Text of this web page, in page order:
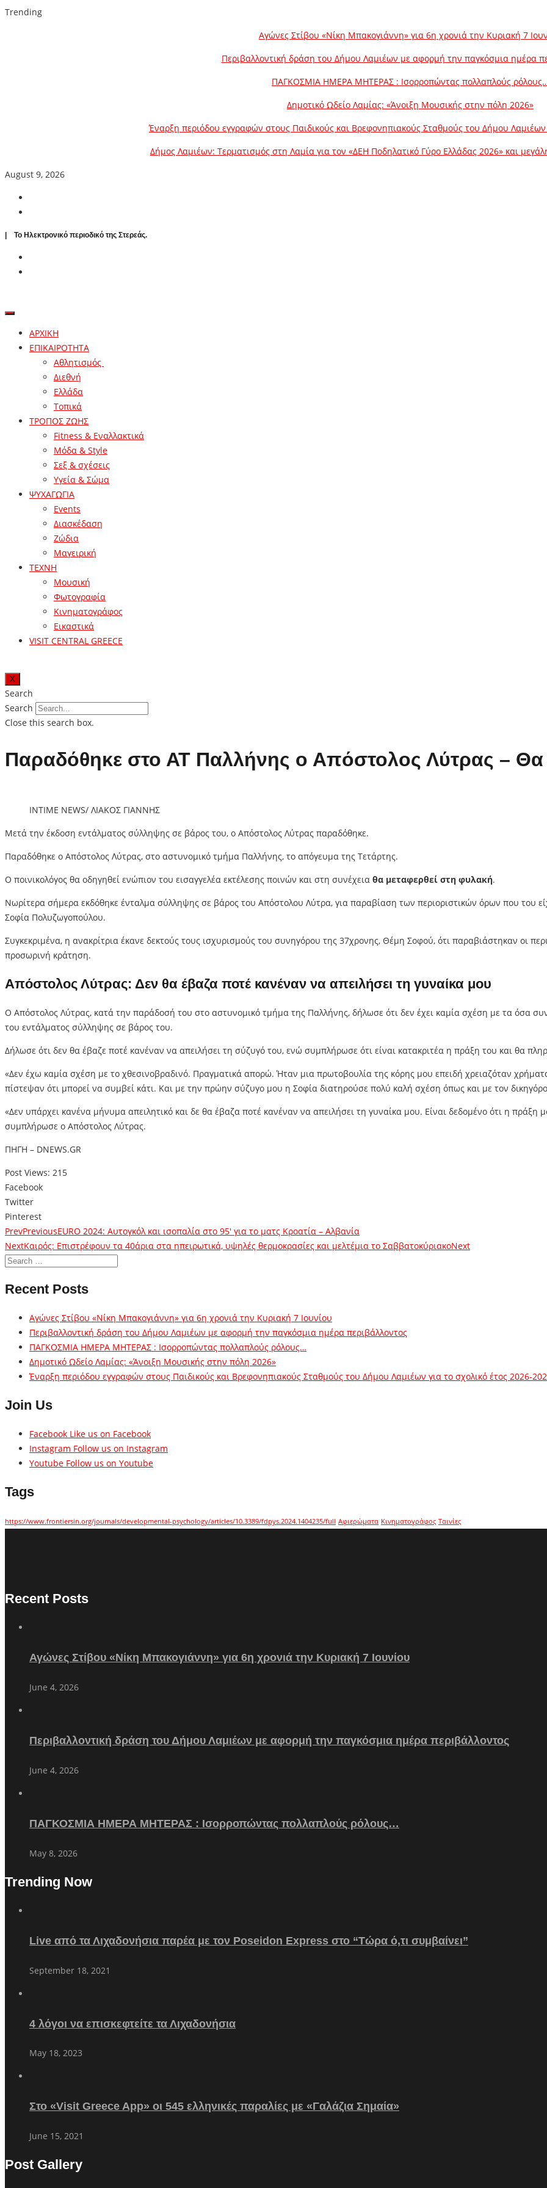
Trending
Αγώνες Στίβου «Νίκη Μπακογιάννη» για 6η χρονιά την Κυριακή 7
Περιβαλλοντική δράση του Δήμου Λαμιέων με αφορμή την παγκόσμια ημέρα
ΠΑΓΚΟΣΜΙΑ ΗΜΕΡΑ ΜΗΤΕΡΑΣ : Ισορροπώντας πολλαπλούς
Δημοτικό Ωδείο Λαμίας: «Άνοιξη Μουσικής στην πόλη 2026»
Έναρξη περιόδου εγγραφών στους Παιδικούς και Βρεφονηπιακούς Σταθμούς του Δήμου Λαμιέων
Δήμος Λαμιέων: Τερματισμός στη Λαμία για τον «ΔΕΗ Ποδηλατικό Γύρο Ελλάδας 2026» και
August 9, 2026
| To Ηλεκτρονικό περιοδικό της Στερεάς.
ΑΡΧΙΚΗ
ΕΠΙΚΑΙΡΟΤΗΤΑ
Αθλητισμός
Διεθνή
Ελλάδα
Τοπικά
ΤΡΟΠΟΣ ΖΩΗΣ
Fitness & Εναλλακτικά
Μόδα & Style
Σεξ & σχέσεις
Υγεία & Σώμα
ΨΥΧΑΓΩΓΙΑ
Events
Διασκέδαση
Ζώδια
Μαγειρική
ΤΕΧΝΗ
Μουσική
Φωτογραφία
Κινηματογράφος
Εικαστικά
VISIT CENTRAL GREECE
X
Search
Search
Close this search box.
Παραδόθηκε στο ΑΤ Παλλήνης ο Απόστολος Λύτρας – Θα
INTIME NEWS/ ΛΙΑΚΟΣ ΓΙΑΝΝΗΣ
Μετά την έκδοση εντάλματος σύλληψης σε βάρος του, ο Απόστολος Λύτρας παραδόθηκε.
Παραδόθηκε ο Απόστολος Λύτρας, στο αστυνομικό τμήμα Παλλήνης, το απόγευμα της Τετάρτης.
Ο ποινικολόγος θα οδηγηθεί ενώπιον του εισαγγελέα εκτέλεσης ποινών και στη συνέχεια θα μεταφερθεί στη φυλακή.
Νωρίτερα σήμερα εκδόθηκε ένταλμα σύλληψης σε βάρος του Απόστολου Λύτρα, για παραβίαση των περιοριστικών όρων που του
Σοφία Πολυζωγοπούλου.
Συγκεκριμένα, η ανακρίτρια έκανε δεκτούς τους ισχυρισμούς του συνηγόρου της 37χρονης, Θέμη Σοφού, ότι παραβιάστηκαν οι
προσωρινή κράτηση.
Απόστολος Λύτρας: Δεν θα έβαζα ποτέ κανέναν να απειλήσει τη γυναίκα μου
Ο Απόστολος Λύτρας, κατά την παράδοσή του στο αστυνομικό τμήμα της Παλλήνης, δήλωσε ότι δεν έχει καμία σχέση με τα όσα
του εντάλματος σύλληψης σε βάρος του.
Δήλωσε ότι δεν θα έβαζε ποτέ κανέναν να απειλήσει τη σύζυγό του, ενώ συμπλήρωσε ότι είναι κατακριτέα η πράξη του και θα
«Δεν έχω καμία σχέση με το χθεσινοβραδινό. Πραγματικά απορώ. Ήταν μια πρωτοβουλία της κόρης μου επειδή χρειαζόταν
πίστεψαν ότι μπορεί να συμβεί κάτι. Και με την πρώην σύζυγο μου η Σοφία διατηρούσε πολύ καλή σχέση όπως και με τον
«Δεν υπάρχει κανένα μήνυμα απειλητικό και δε θα έβαζα ποτέ κανέναν να απειλήσει τη γυναίκα μου. Είναι δεδομένο ότι η πράξη
συμπλήρωσε ο Απόστολος Λύτρας.
ΠΗΓΗ – DNEWS.GR
Post Views: 215
Facebook
Twitter
Pinterest
PrevPreviousEURO 2024: Αυτογκόλ και ισοπαλία στο 95′ για το ματς Κροατία – Αλβανία
NextΚαιρός: Επιστρέφουν τα 40άρια στα ηπειρωτικά, υψηλές θερμοκρασίες και μελτέμια το ΣαββατοκύριακοNext
Recent Posts
Αγώνες Στίβου «Νίκη Μπακογιάννη» για 6η χρονιά την Κυριακή 7 Ιουνίου
Περιβαλλοντική δράση του Δήμου Λαμιέων με αφορμή την παγκόσμια ημέρα περιβάλλοντος
ΠΑΓΚΟΣΜΙΑ ΗΜΕΡΑ ΜΗΤΕΡΑΣ : Ισορροπώντας πολλαπλούς ρόλους…
Δημοτικό Ωδείο Λαμίας: «Άνοιξη Μουσικής στην πόλη 2026»
Έναρξη περιόδου εγγραφών στους Παιδικούς και Βρεφονηπιακούς Σταθμούς του Δήμου Λαμιέων για το σχολικό έτος 2026-
Join Us
Facebook Like us on Facebook
Instagram Follow us on Instagram
Youtube Follow us on Youtube
Tags
https://www.frontiersin.org/journals/developmental-psychology/articles/10.3389/fdpys.2024.1404235/full Αφιερώματα Κινηματογράφος Ταινίες
Recent Posts
Αγώνες Στίβου «Νίκη Μπακογιάννη» για 6η χρονιά την Κυριακή 7 Ιουνίου
June 4, 2026
Περιβαλλοντική δράση του Δήμου Λαμιέων με αφορμή την παγκόσμια ημέρα περιβάλλοντος
June 4, 2026
ΠΑΓΚΟΣΜΙΑ ΗΜΕΡΑ ΜΗΤΕΡΑΣ : Ισορροπώντας πολλαπλούς ρόλους…
May 8, 2026
Trending Now
Live από τα Λιχαδονήσια παρέα με τον Poseidon Express στο “Τώρα ό,τι συμβαίνει”
September 18, 2021
4 λόγοι να επισκεφτείτε τα Λιχαδονήσια
May 18, 2023
Στο «Visit Greece App» οι 545 ελληνικές παραλίες με «Γαλάζια Σημαία»
June 15, 2021
Post Gallery